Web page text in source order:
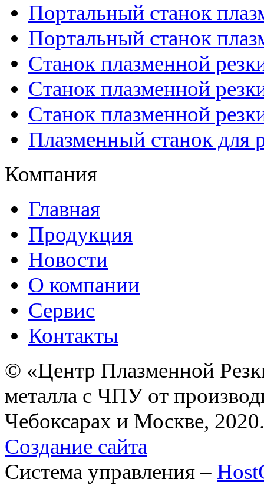
Портальный станок
Портальный станок
Станок плазменной
Станок плазменной
Станок плазменной
Плазменный станок для
Компания
Главная
Продукция
Новости
О компании
Сервис
Контакты
© «Центр Плазменной
металла с ЧПУ от
Чебоксарах и Москве, 2020.
Создание сайта
Система управления –